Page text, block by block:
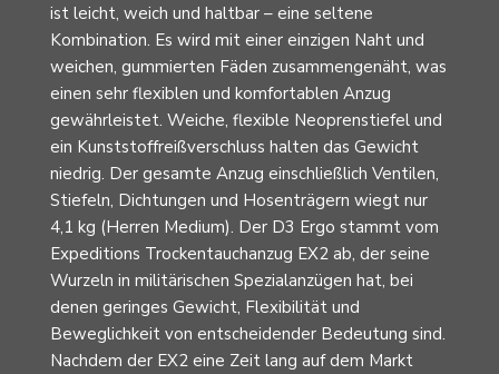
ist leicht, weich und haltbar – eine seltene
Kombination. Es wird mit einer einzigen Naht und
weichen, gummierten Fäden zusammengenäht, was
einen sehr flexiblen und komfortablen Anzug
gewährleistet. Weiche, flexible Neoprenstiefel und
ein Kunststoffreißverschluss halten das Gewicht
niedrig. Der gesamte Anzug einschließlich Ventilen,
Stiefeln, Dichtungen und Hosenträgern wiegt nur
4,1 kg (Herren Medium). Der D3 Ergo stammt vom
Expeditions Trockentauchanzug EX2 ab, der seine
Wurzeln in militärischen Spezialanzügen hat, bei
denen geringes Gewicht, Flexibilität und
Beweglichkeit von entscheidender Bedeutung sind.
Nachdem der EX2 eine Zeit lang auf dem Markt